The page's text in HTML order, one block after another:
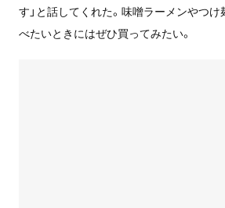
す」と話してくれた。味噌ラーメンやつけ
べたいときにはぜひ買ってみたい。